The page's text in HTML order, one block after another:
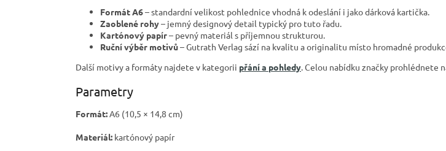
Formát A6– standardní velikost pohlednice vhodná k odeslání i jako dárková kartička.
Zaoblené rohy– jemný designový detail typický pro tuto řadu.
Kartónový papír– pevný materiál s příjemnou strukturou.
Ruční výběr motivů– Gutrath Verlag sází na kvalitu a originalitu místo hromadné
Další motivy a formáty najdete v kategorii přání a pohledy. Celou nabídku značky prohlédnete
Parametry
Formát:A6 (10,5 × 14,8 cm)
Materiál: kartónový papír